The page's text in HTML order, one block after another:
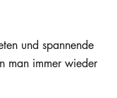
und spannende
man immer wieder